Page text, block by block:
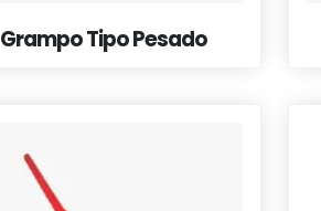
Grampo Tipo Pesado